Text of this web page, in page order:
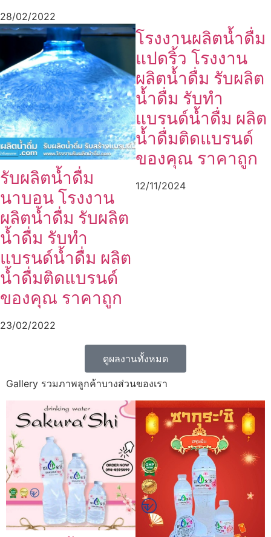
28/02/2022
รับผลิตน้ำดื่ม
นาบอน โรงงาน
ผลิตน้ำดื่ม รับผลิต
น้ำดื่ม รับทำ
แบรนด์น้ำดื่ม ผลิต
น้ำดื่มติดแบรนด์
ของคุณ ราคาถูก
23/02/2022
โรงงานผลิตน้ำดื่ม
แปดริ้ว โรงงาน
ผลิตน้ำดื่ม รับผลิต
น้ำดื่ม รับทำ
แบรนด์น้ำดื่ม ผลิต
น้ำดื่มติดแบรนด์
ของคุณ ราคาถูก
12/11/2024
ดูผลงานทั้งหมด
Gallery รวมภาพลูกค้าบางส่วนของเรา